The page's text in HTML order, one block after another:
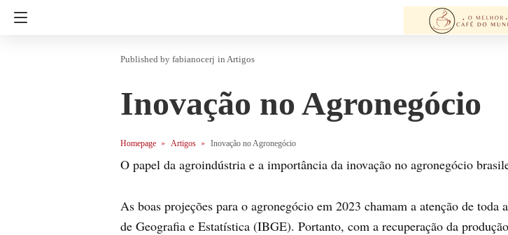
fabianocerj in Artigos
Inovação no Agronegócio
Homepage Artigos Inovação no Agronegócio
O papel da agroindústria e a importância da inovação no agronegócio
As boas projeções para o agronegócio em 2023 chamam a atenção de
de Geografia e Estatística (IBGE). Portanto, com a recuperação da